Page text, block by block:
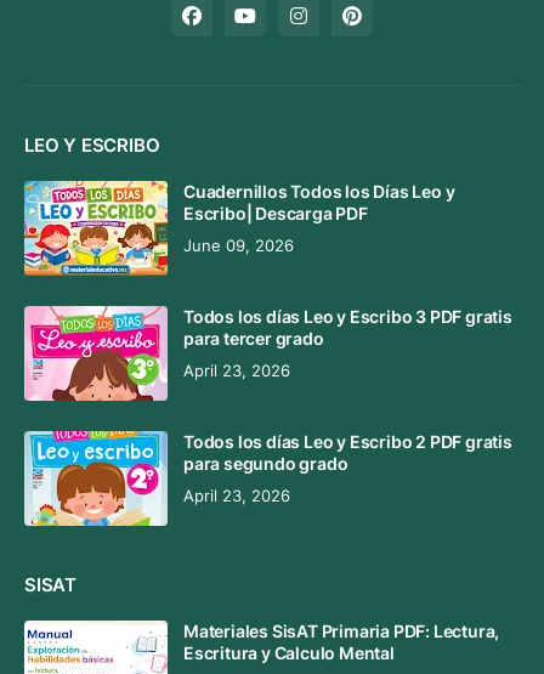
LEO Y ESCRIBO
Cuadernillos Todos los Días Leo y
Escribo| Descarga PDF
June 09, 2026
Todos los días Leo y Escribo 3 PDF gratis
para tercer grado
April 23, 2026
Todos los días Leo y Escribo 2 PDF gratis
para segundo grado
April 23, 2026
SISAT
Materiales SisAT Primaria PDF: Lectura,
Escritura y Calculo Mental